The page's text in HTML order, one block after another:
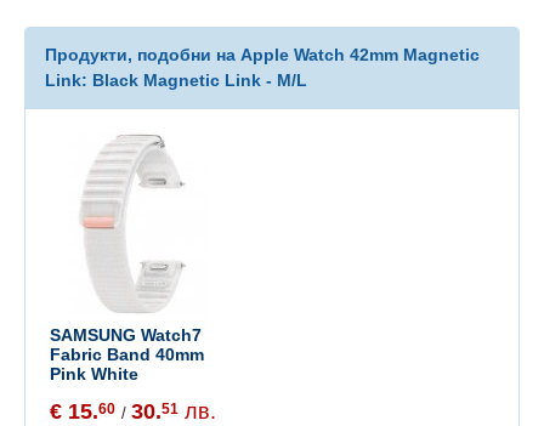
Продукти, подобни на Apple Watch 42mm Magnetic
Link: Black Magnetic Link - M/L
SAMSUNG Watch7
Fabric Band 40mm
Pink White
€ 15.60 / 30.51 лв.